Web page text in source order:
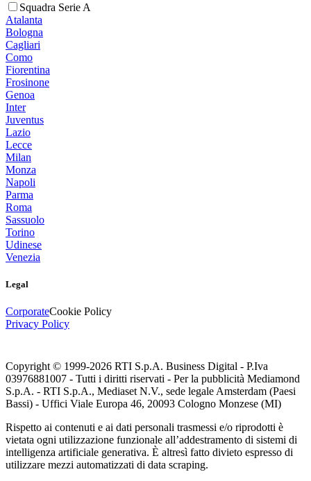
Squadra Serie A
Atalanta
Bologna
Cagliari
Como
Fiorentina
Frosinone
Genoa
Inter
Juventus
Lazio
Lecce
Milan
Monza
Napoli
Parma
Roma
Sassuolo
Torino
Udinese
Venezia
Legal
CorporateCookie Policy
Privacy Policy
Copyright © 1999-2026 RTI S.p.A. Business Digital - P.Iva
03976881007 - Tutti i diritti riservati - Per la pubblicità Mediamond
S.p.A. - RTI S.p.A., Mediaset N.V., sede legale Amsterdam (Paesi
Bassi) - Uffici Viale Europa 46, 20093 Cologno Monzese (MI)
Rispetto ai contenuti e ai dati personali trasmessi e/o riprodotti è
vietata ogni utilizzazione funzionale all’addestramento di sistemi di
intelligenza artificiale generativa. È altresì fatto divieto espresso di
utilizzare mezzi automatizzati di data scraping.